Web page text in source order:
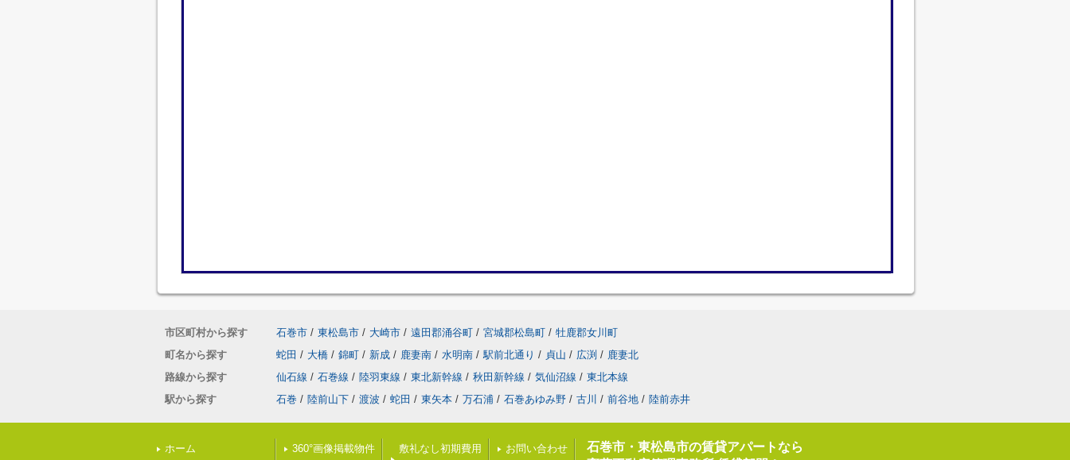
市区町村から探す 石巻市 / 東松島市 / 大崎市 / 遠田郡涌谷町 / 宮城郡松島町 / 牡鹿郡女川町
町名から探す
蛇田 / 大橋 / 錦町 / 新成 / 鹿妻南 / 水明南 / 駅前北通り / 貞山 / 広渕 / 鹿妻北
路線から探す
仙石線 / 石巻線 / 陸羽東線 / 東北新幹線 / 秋田新幹線 / 気仙沼線 / 東北本線
駅から探す
石巻 / 陸前山下 / 渡波 / 蛇田 / 東矢本 / 万石浦 / 石巻あゆみ野 / 古川 / 前谷地 / 陸前赤井
ホーム 360°画像掲載物件 敷礼なし初期費用 お問い合わせ
石巻市・東松島市の賃貸アパートなら